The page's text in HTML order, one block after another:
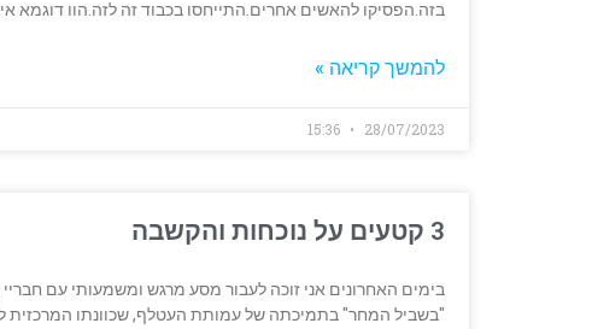
בזה.הפסיקו להאשים אחרים.התייחסו בכבוד זה לזה.הוו
להמשך קריאה »
28/07/2023
3 קטעים על נוכחות והקשבה
בימים האחרונים אני זוכה לעבור מסע מרגש ומשמעותי עם
"בשביל המחר" בתמיכתה של עמותת העטלף, שכוונתו המרכזית